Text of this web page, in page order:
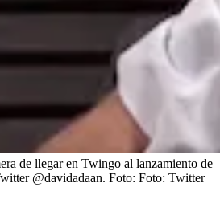
de llegar en Twingo al lanzamiento de
@davidadaan. Foto: Foto: Twitter